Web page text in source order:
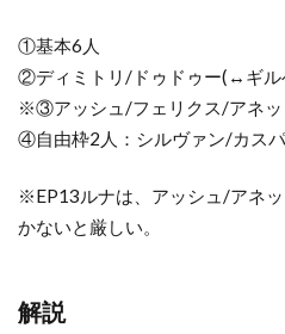
①基本6人
②ディミトリ/ドゥドゥー(↔︎ギル
※③アッシュ/フェリクス/アネッ
④自由枠2人：シルヴァン/カス
※EP13ルナは、アッシュ/アネ
かないと厳しい。
解説